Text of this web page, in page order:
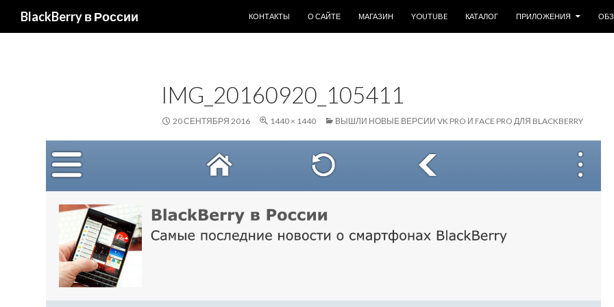
BlackBerry в России
КОНТАКТЫ
О САЙТЕ МАГАЗИН YOUTUBE КАТАЛОГ ПРИЛОЖЕНИЯ
IMG_20160920_105411
20 СЕНТЯБРЯ 2016 1440 × 1440 ВЫШЛИ НОВЫЕ ВЕРСИИ VK PRO И FACE PRO ДЛЯ BLACKBERRY